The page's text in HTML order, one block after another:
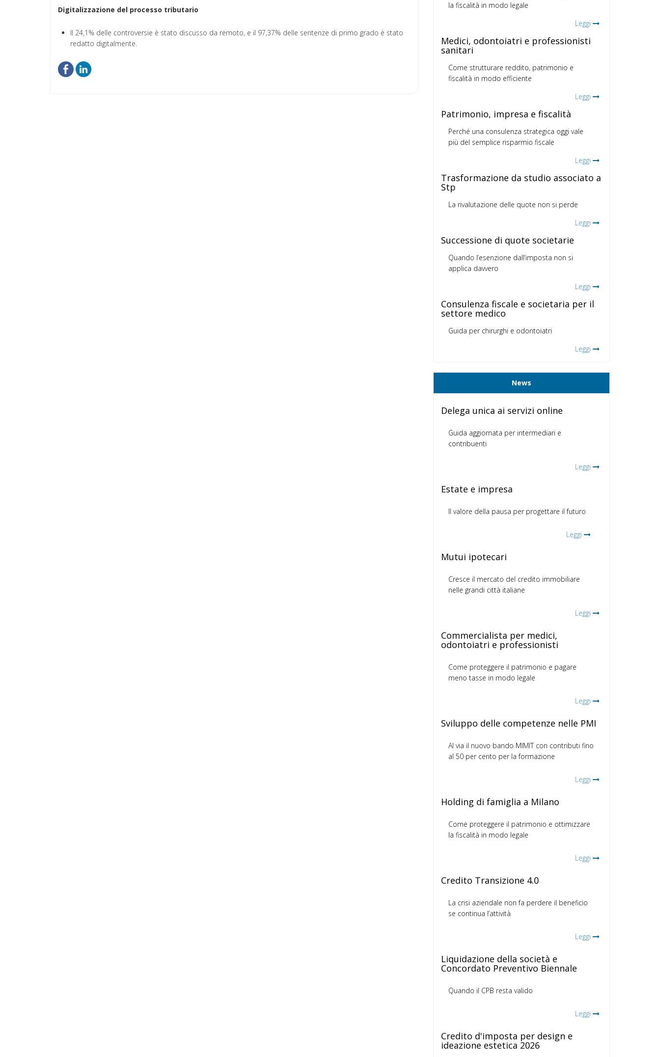
Digitalizzazione del processo tributario
Il 24,1% delle controversie è stato discusso da remoto, e il 97,37% delle sentenze di primo grado è stato
redatto digitalmente.
la fiscalità in modo legale
Leggi
Medici, odontoiatri e professionisti
sanitari
Come strutturare reddito, patrimonio e
fiscalità in modo efficiente
Leggi
Patrimonio, impresa e fiscalità
Perché una consulenza strategica oggi vale
più del semplice risparmio fiscale
Leggi
Trasformazione da studio associato a
Stp
La rivalutazione delle quote non si perde
Leggi
Successione di quote societarie
Quando l’esenzione dall’imposta non si
applica davvero
Leggi
Consulenza fiscale e societaria per il
settore medico
Guida per chirurghi e odontoiatri
Leggi
News
Delega unica ai servizi online
Guida aggiornata per intermediari e
contribuenti
Leggi
Estate e impresa
Il valore della pausa per progettare il futuro
Leggi
Mutui ipotecari
Cresce il mercato del credito immobiliare
nelle grandi città italiane
Leggi
Commercialista per medici,
odontoiatri e professionisti
Come proteggere il patrimonio e pagare
meno tasse in modo legale
Leggi
Sviluppo delle competenze nelle PMI
Al via il nuovo bando MIMIT con contributi fino
al 50 per cento per la formazione
Leggi
Holding di famiglia a Milano
Come proteggere il patrimonio e ottimizzare
la fiscalità in modo legale
Leggi
Credito Transizione 4.0
La crisi aziendale non fa perdere il beneficio
se continua l’attività
Leggi
Liquidazione della società e
Concordato Preventivo Biennale
Quando il CPB resta valido
Leggi
Credito d'imposta per design e
ideazione estetica 2026